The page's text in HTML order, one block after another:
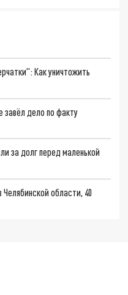
Как уничтожить
завёл дело по факту
за долг перед маленькой
области, 40